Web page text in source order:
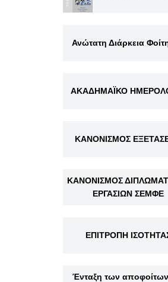
Ανώτατη Διάρκεια
ΑΚΑΔΗΜΑΪΚΟ
ΚΑΝΟΝΙΣΜΟΣ
ΚΑΝΟΝΙΣΜΟΣ
ΕΡΓΑΣΙΩΝ ΣΕΜΦΕ
ΕΠΙΤΡΟΠΗ
Ένταξη των